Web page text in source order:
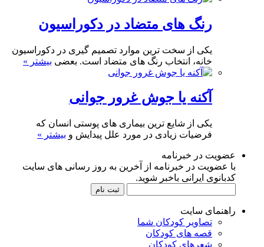
رنگ های متضاد در دکوراسیون
یکی از سخت ترین موارد تصمیم گیری در دکوراسیون
خانه، انتخاب رنگ های متضاد است. بعضی بیشتر »
آکنه یا جوش غرور جوانی
یکی از شایع ترین بیماری های پوستی انسان که
فرضیات زیادی در مورد علل پیدایش و بیشتر »
عضویت در خبرنامه
با عضویت در خبرنامه از آخرین به روز رسانی های سایت
کدبانوی ایرانی باخبر شوید.
راهنمای سایت
تصاویر کودکان شما
قصه های کودکان
شعرهای کودکان